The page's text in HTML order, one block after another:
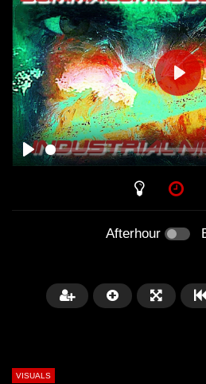
PLAY
Afterhour
VISUALS